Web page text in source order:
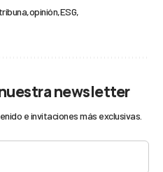
tribuna opinión ESG
newsletter
e invitaciones más exclusivas.